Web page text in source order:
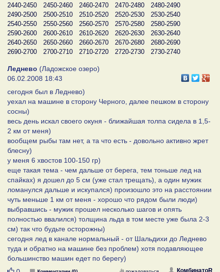
2440-2450
2450-2460 2460-2470 2470-2480
2480-2490
2490-2500
2500-2510 2510-2520 2520-2530
2530-2540
2540-2550
2550-2560 2560-2570 2570-2580
2580-2590
2590-2600
2600-2610 2610-2620 2620-2630
2630-2640
2640-2650
2650-2660 2660-2670 2670-2680
2680-2690
2690-2700
2700-2710 2710-2720 2720-2730 2730-2740
Леднево (Ладожское озеро)
06.02.2008 18:43
сегодня был в Леднево)
уехал на машине в сторону Черного, далее пешком в сторону
сосны)
весь день искал своего окуня - ближайшая толпа сидела в 1,5-
2 км от меня)
вообщем рыбы там нет, а та что есть - довольно активно жрет
блесну)
у меня 6 хвостов 100-150 гр)
еще такая тема - чем дальше от берега, тем тоньше лед на
спайках) я дошел до 5 см (уже стал трещать), а один мужик
ломанулся дальше и искупался) произошло это на расстоянии
чуть меньше 1 км от меня - хорошо что рядом были люди)
выбравшись - мужик прошел несколько шагов и опять
полностью ввалился) толщина льда в том месте уже была 2-3
см) так что будьте осторожны)
сегодня лед в канале нормальный - от Шальдихи до Леднево
туда и обратно на машине без проблем) хотя подавляющее
большинство машин едет по берегу)
КомбинатоR